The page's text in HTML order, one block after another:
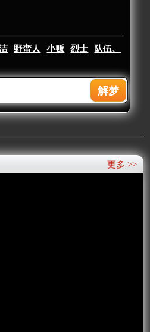
野蛮人 小贩 烈士
队伍、
更多 >>